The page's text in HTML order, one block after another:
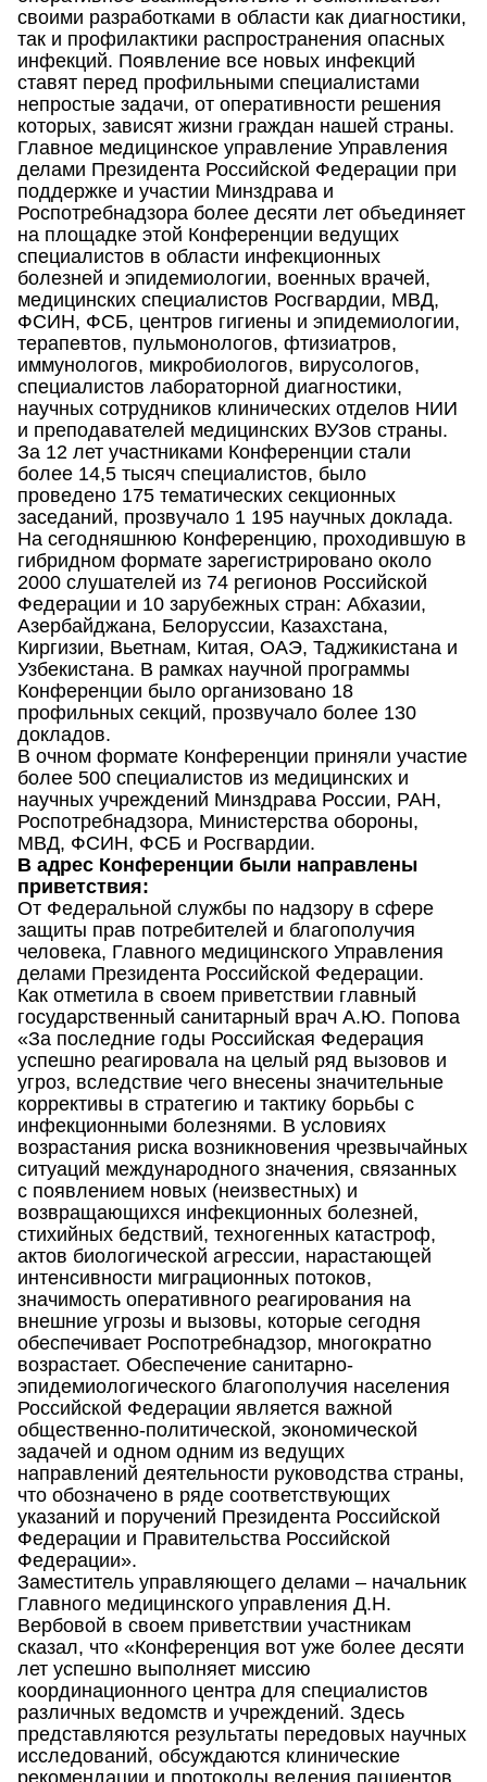
своими разработками в области как диагностики,
так и профилактики распространения опасных
инфекций. Появление все новых инфекций
ставят перед профильными специалистами
непростые задачи, от оперативности решения
которых, зависят жизни граждан нашей страны.
Главное медицинское управление Управления
делами Президента Российской Федерации при
поддержке и участии Минздрава и
Роспотребнадзора более десяти лет объединяет
на площадке этой Конференции ведущих
специалистов в области инфекционных
болезней и эпидемиологии, военных врачей,
медицинских специалистов Росгвардии, МВД,
ФСИН, ФСБ, центров гигиены и эпидемиологии,
терапевтов, пульмонологов, фтизиатров,
иммунологов, микробиологов, вирусологов,
специалистов лабораторной диагностики,
научных сотрудников клинических отделов НИИ
и преподавателей медицинских ВУЗов страны.
За 12 лет участниками Конференции стали
более 14,5 тысяч специалистов, было
проведено 175 тематических секционных
заседаний, прозвучало 1 195 научных доклада.
На сегодняшнюю Конференцию, проходившую в
гибридном формате зарегистрировано около
2000 слушателей из 74 регионов Российской
Федерации и 10 зарубежных стран: Абхазии,
Азербайджана, Белоруссии, Казахстана,
Киргизии, Вьетнам, Китая, ОАЭ, Таджикистана и
Узбекистана. В рамках научной программы
Конференции было организовано 18
профильных секций, прозвучало более 130
докладов.
В очном формате Конференции приняли участие
более 500 специалистов из медицинских и
научных учреждений Минздрава России, РАН,
Роспотребнадзора, Министерства обороны,
МВД, ФСИН, ФСБ и Росгвардии.
В адрес Конференции были направлены
приветствия:
От Федеральной службы по надзору в сфере
защиты прав потребителей и благополучия
человека, Главного медицинского Управления
делами Президента Российской Федерации.
Как отметила в своем приветствии главный
государственный санитарный врач А.Ю. Попова
«За последние годы Российская Федерация
успешно реагировала на целый ряд вызовов и
угроз, вследствие чего внесены значительные
коррективы в стратегию и тактику борьбы с
инфекционными болезнями. В условиях
возрастания риска возникновения чрезвычайных
ситуаций международного значения, связанных
с появлением новых (неизвестных) и
возвращающихся инфекционных болезней,
стихийных бедствий, техногенных катастроф,
актов биологической агрессии, нарастающей
интенсивности миграционных потоков,
значимость оперативного реагирования на
внешние угрозы и вызовы, которые сегодня
обеспечивает Роспотребнадзор, многократно
возрастает. Обеспечение санитарно-
эпидемиологического благополучия населения
Российской Федерации является важной
общественно-политической, экономической
задачей и одном одним из ведущих
направлений деятельности руководства страны,
что обозначено в ряде соответствующих
указаний и поручений Президента Российской
Федерации и Правительства Российской
Федерации».
Заместитель управляющего делами – начальник
Главного медицинского управления Д.Н.
Вербовой в своем приветствии участникам
сказал, что «Конференция вот уже более десяти
лет успешно выполняет миссию
координационного центра для специалистов
различных ведомств и учреждений. Здесь
представляются результаты передовых научных
исследований, обсуждаются клинические
рекомендации и протоколы ведения пациентов,